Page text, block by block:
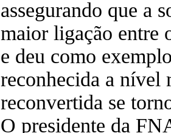
assegurando que a
maior ligação entre
e deu como
reconhecida a nível
reconvertida se
O presidente da